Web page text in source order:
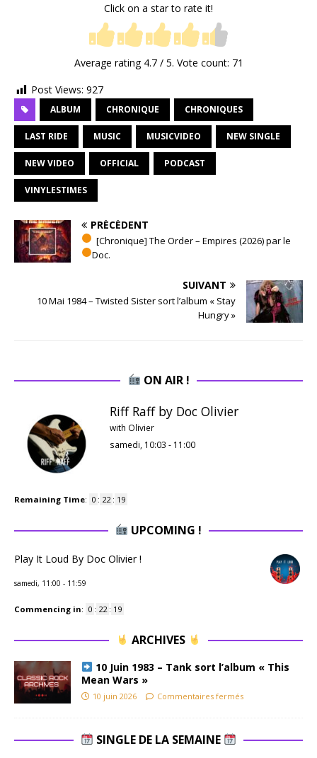
Click on a star to rate it!
Average rating 4.7/ 5. Vote count: 71
Post Views: 927
ALBUM CHRONIQUE CHRONIQUES
LAST RIDE MUSIC MUSICVIDEO NEW SINGLE
NEW VIDEO OFFICIAL PODCAST
VINYLESTIMES
PRÉCÉDENT
[Chronique] The Order – Empires (2026) par le
Doc.
SUIVANT
10 Mai 1984 – Twisted Sister sort l’album « Stay
Hungry »
ON AIR !
Riff Raff by Doc Olivier
with Olivier
samedi, 10:03 - 11:00
Remaining Time: 0 : 22 : 19
UPCOMING !
Play It Loud By Doc Olivier !
samedi, 11:00 - 11:59
Commencing in: 0 : 22 : 19
ARCHIVES
10 Juin 1983 – Tank sort l’album « This
Mean Wars »
10 juin 2026 Commentaires fermés
SINGLE DE LA SEMAINE